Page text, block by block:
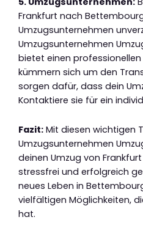
Frankfurt nach
Umzugsunternehmen
Umzugsunternehmen
bietet einen professionellen
kümmern sich um den
sorgen dafür, dass dein
Kontaktiere sie für ein
Fazit: Mit diesen wichtigen
Umzugsunternehmen
deinen Umzug von
stressfrei und erfolgreich
neues Leben in
vielfältigen Möglichkeiten,
hat.